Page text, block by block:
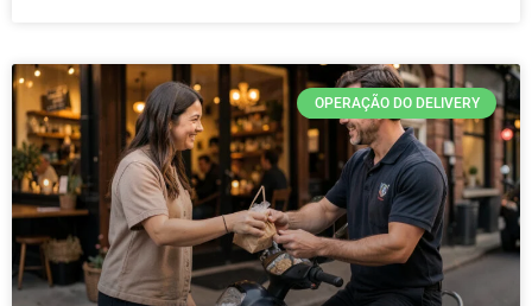
OPERAÇÃO DO DELIVERY